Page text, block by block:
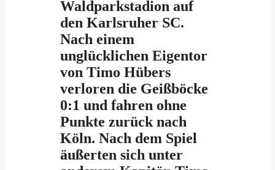
Waldparkstadion auf
den Karlsruher SC.
Nach einem
unglücklichen Eigentor
von Timo Hübers
verloren die Geißböcke
0:1 und fahren ohne
Punkte zurück nach
Köln. Nach dem Spiel
äußerten sich unter